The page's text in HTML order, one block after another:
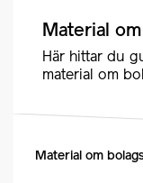
Material
Här hittar du
material om
Material om